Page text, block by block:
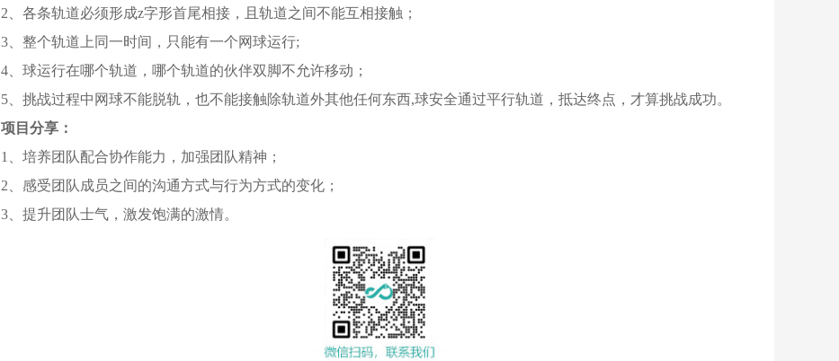
2、各条轨道必须形成z字形首尾相接，且轨道之间不能互相接触；
3、整个轨道上同一时间，只能有一个网球运行;
4、球运行在哪个轨道，哪个轨道的伙伴双脚不允许移动；
5、挑战过程中网球不能脱轨，也不能接触除轨道外其他任何东西,球安全通过平行轨道，抵达终点，才算挑战成功。
项目分享：
1、培养团队配合协作能力，加强团队精神；
2、感受团队成员之间的沟通方式与行为方式的变化；
3、提升团队士气，激发饱满的激情。